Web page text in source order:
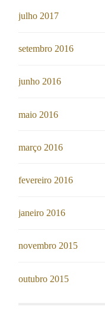
julho 2017
setembro 2016
junho 2016
maio 2016
março 2016
fevereiro 2016
janeiro 2016
novembro 2015
outubro 2015